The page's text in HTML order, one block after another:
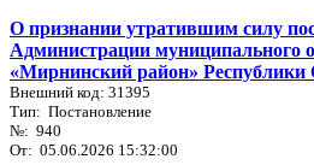
О признании утратившим силу
Администрации муниципального
«Мирнинский район» Республики
Внешний код: 31395
Тип: Постановление
№: 940
От: 05.06.2026 15:32:00